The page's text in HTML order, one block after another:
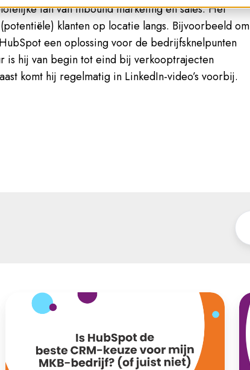
fan van inbound marketing en sales. Het
klanten op locatie langs. Bijvoorbeeld om
een oplossing voor de bedrijfsknelpunten
is hij van begin tot eind bij verkooptrajecten
komt hij regelmatig in LinkedIn-video’s voorbij.
HubSpot
kost
de